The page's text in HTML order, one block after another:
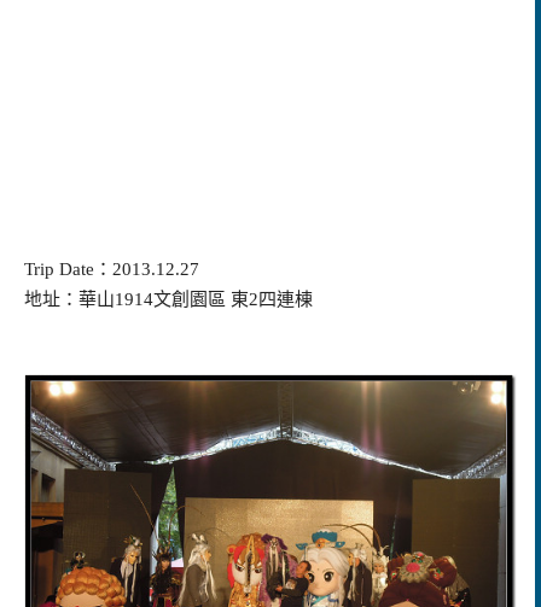
Trip Date：2013.12.27
地址：華山1914文創園區 東2四連棟